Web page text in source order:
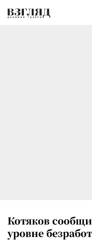
Котяков
уровне